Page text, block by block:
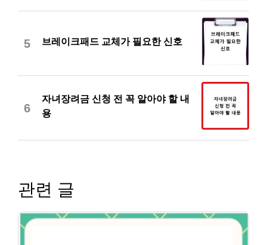
5 브레이크패드 교체가 필요한 신호
6
자녀장려금 신청 전 꼭 알아야 할 내
용
관련 글